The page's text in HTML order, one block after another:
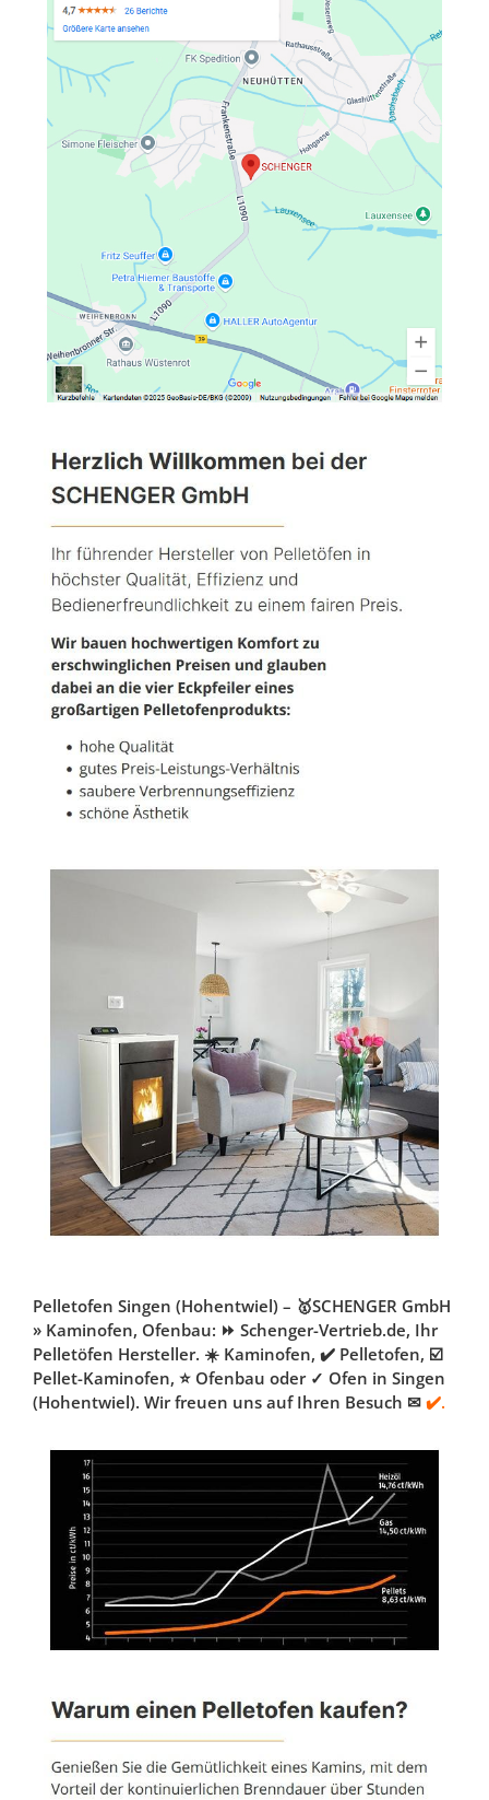
Pelletofen Singen (Hohentwiel) – 🥇SCHENGER GmbH
» Kaminofen, Ofenbau: ⏩ Schenger-Vertrieb.de, Ihr
Pelletöfen Hersteller. ☀️ Kaminofen, ✔️ Pelletofen, ☑️
Pellet-Kaminofen, ⭐ Ofenbau oder ✓ Ofen in Singen
(Hohentwiel). Wir freuen uns auf Ihren Besuch ✉ ✔️.